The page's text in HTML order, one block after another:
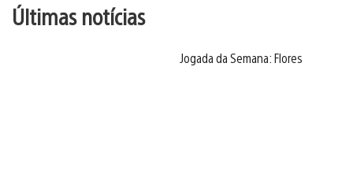
Últimas notícias
Jogada da Semana: Flores